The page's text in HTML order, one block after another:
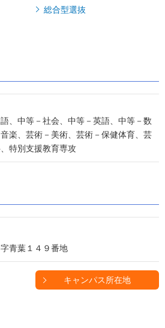
総合型選抜
、中等－社会、中等－英語、中等－数
楽、芸術－美術、芸術－保健体育、芸
特別支援教育専攻
青葉１４９番地
キャンパス所在地